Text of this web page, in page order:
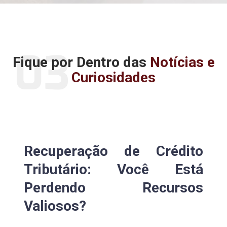
03
Fique por Dentro das Notícias e
Curiosidades
Recuperação de Crédito
Tributário: Você Está
Perdendo Recursos
Valiosos?